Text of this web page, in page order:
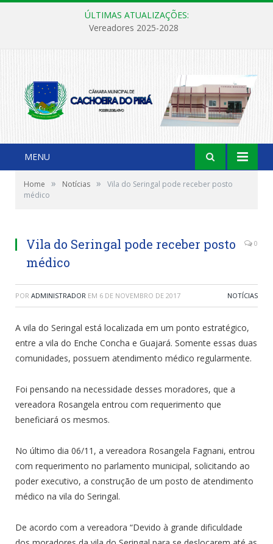
ÚLTIMAS ATUALIZAÇÕES:
Vereadores 2025-2028
MENU
Home » Notícias »
Vila do Seringal pode receber posto
médico
Vila do Seringal pode receber posto
médico
0
POR ADMINISTRADOR EM 6 DE NOVEMBRO DE 2017 NOTÍCIAS
A vila do Seringal está localizada em um ponto estratégico,
entre a vila do Enche Concha e Guajará. Somente essas duas
comunidades, possuem atendimento médico regularmente.
Foi pensando na necessidade desses moradores, que a
vereadora Rosangela entrou com requerimento que
beneficiará os mesmos.
No último dia 06/11, a vereadora Rosangela Fagnani, entrou
com requerimento no parlamento municipal, solicitando ao
poder executivo, a construção de um posto de atendimento
médico na vila do Seringal.
De acordo com a vereadora “Devido à grande dificuldade